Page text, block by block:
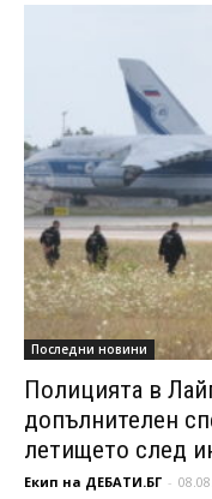
Последни новини
Полицията в
допълнителен
летището след
Екип на ДЕБАТИ.БГ -